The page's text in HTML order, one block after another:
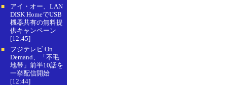
■
アイ・オー、LAN
DISK HomeでUSB
機器共有の無料提
供キャンペーン
[12:45]
■
フジテレビ On
Demand、「不毛
地帯」前半10話を
一挙配信開始
[12:44]